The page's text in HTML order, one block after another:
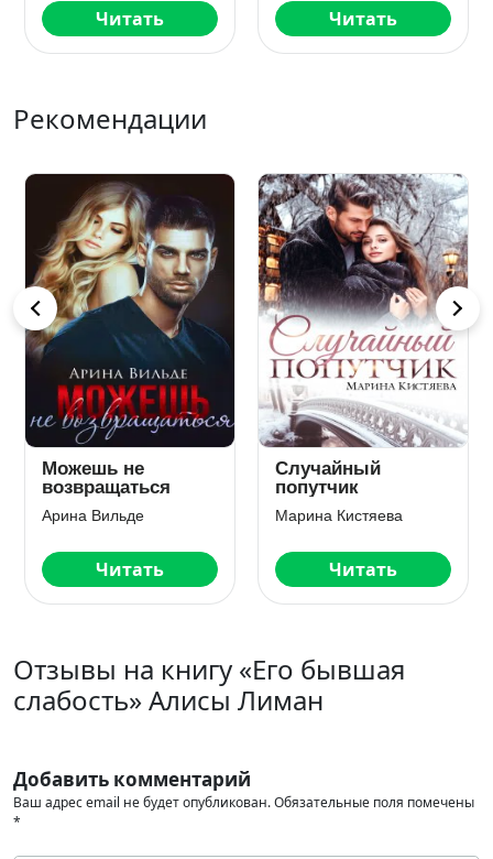
Читать Читать
Рекомендации
(Не) верь мне. На
грани развода
Аруся Берг
Читать
Наследник
Анна Гур
Читать
Отзывы на книгу «Его бывшая
слабость» Алисы Лиман
Добавить комментарий
Ваш адрес email не будет опубликован.Обязательные поля помечены
*